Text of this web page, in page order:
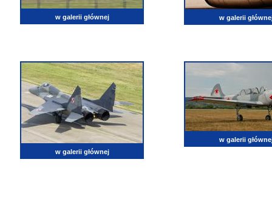
w galerii głównej w galerii
w galerii głównej
w galerii